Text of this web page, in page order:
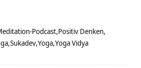
Podcast Positiv Denken
Sukadev Yoga Yoga Vidya